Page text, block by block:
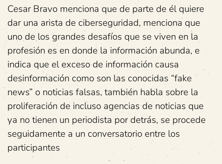
Cesar Bravo menciona que de parte de él quiere
dar una arista de ciberseguridad, menciona que
uno de los grandes desafíos que se viven en la
profesión es en donde la información abunda, e
indica que el exceso de información causa
desinformación como son las conocidas “fake
news” o noticias falsas, también habla sobre la
proliferación de incluso agencias de noticias que
ya no tienen un periodista por detrás, se procede
seguidamente a un conversatorio entre los
participantes